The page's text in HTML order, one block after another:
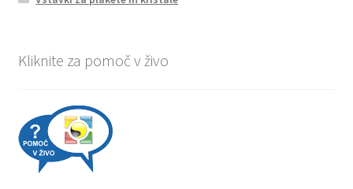
Kliknite za pomoč v živo